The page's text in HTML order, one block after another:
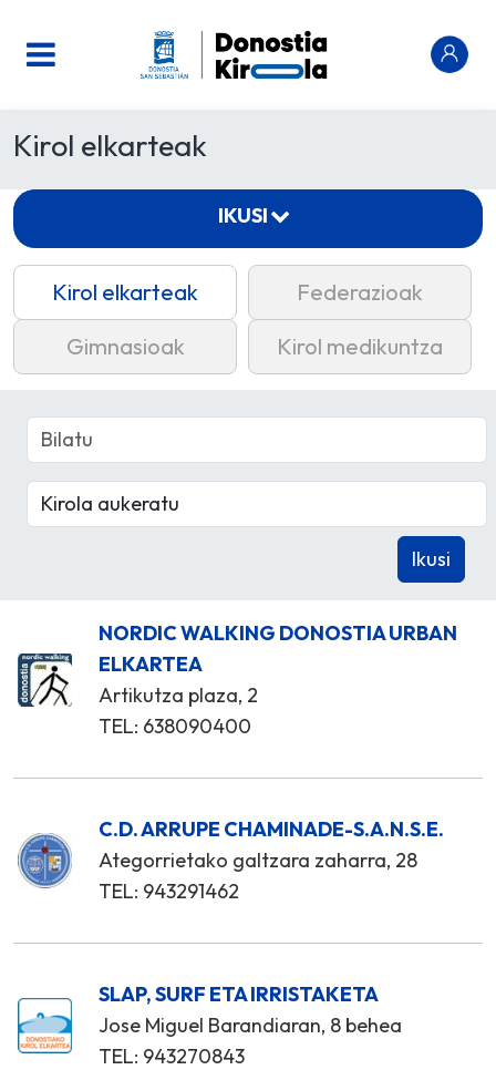
Kirol elkarteak
Kirol elkarteak
Federazioak
Gimnasioak
Kirol medikuntza
NORDIC WALKING DONOSTIA URBAN
ELKARTEA
Artikutza plaza, 2
TEL: 638090400
C.D. ARRUPE CHAMINADE-S.A.N.S.E.
Ategorrietako galtzara zaharra, 28
TEL: 943291462
SLAP, SURF ETA IRRISTAKETA
Jose Miguel Barandiaran, 8 behea
TEL: 943270843
IKUSI